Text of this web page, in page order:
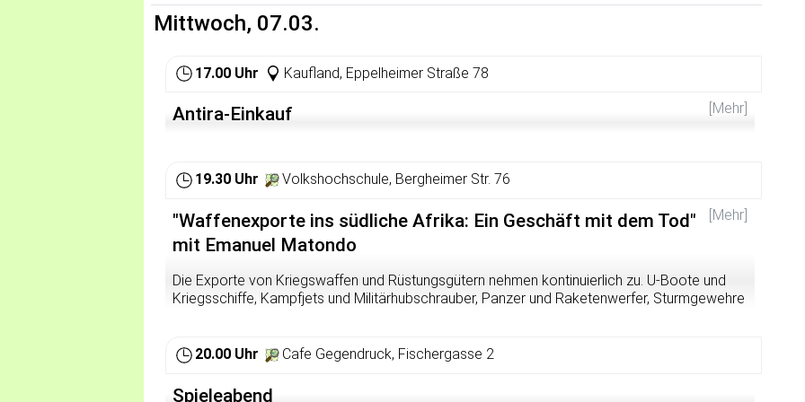
Mittwoch, 07.03.
17.00 Uhr Kaufland, Eppelheimer Straße 78
[Mehr]
Antira-Einkauf
19.30 Uhr Volkshochschule, Bergheimer Str. 76
[Mehr]
"Waffenexporte ins südliche Afrika: Ein Geschäft mit dem Tod"
mit Emanuel Matondo
Die Exporte von Kriegswaffen und Rüstungsgütern nehmen kontinuierlich zu. U-Boote und
Kriegsschiffe, Kampfjets und Militärhubschrauber, Panzer und Raketenwerfer, Sturmgewehre
Asien oder Lateinamerika, die die Menschenrechte mit Füßen treten.
20.00 Uhr Cafe Gegendruck, Fischergasse 2
Spieleabend